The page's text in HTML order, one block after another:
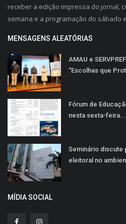
receber a edição impressa do jornal,
semana e a programação do sábado
MENSAGENS ALEATÓRIAS
AMAU e
“Escolhas que
Fórum de
nesta sexta-feira...
Seminário discute
eleitoral no
MÍDIA SOCIAL